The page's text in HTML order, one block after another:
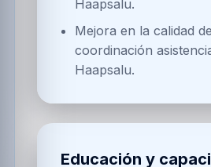
Haapsalu.
Finanzas
servicios Web3
gestión de activos